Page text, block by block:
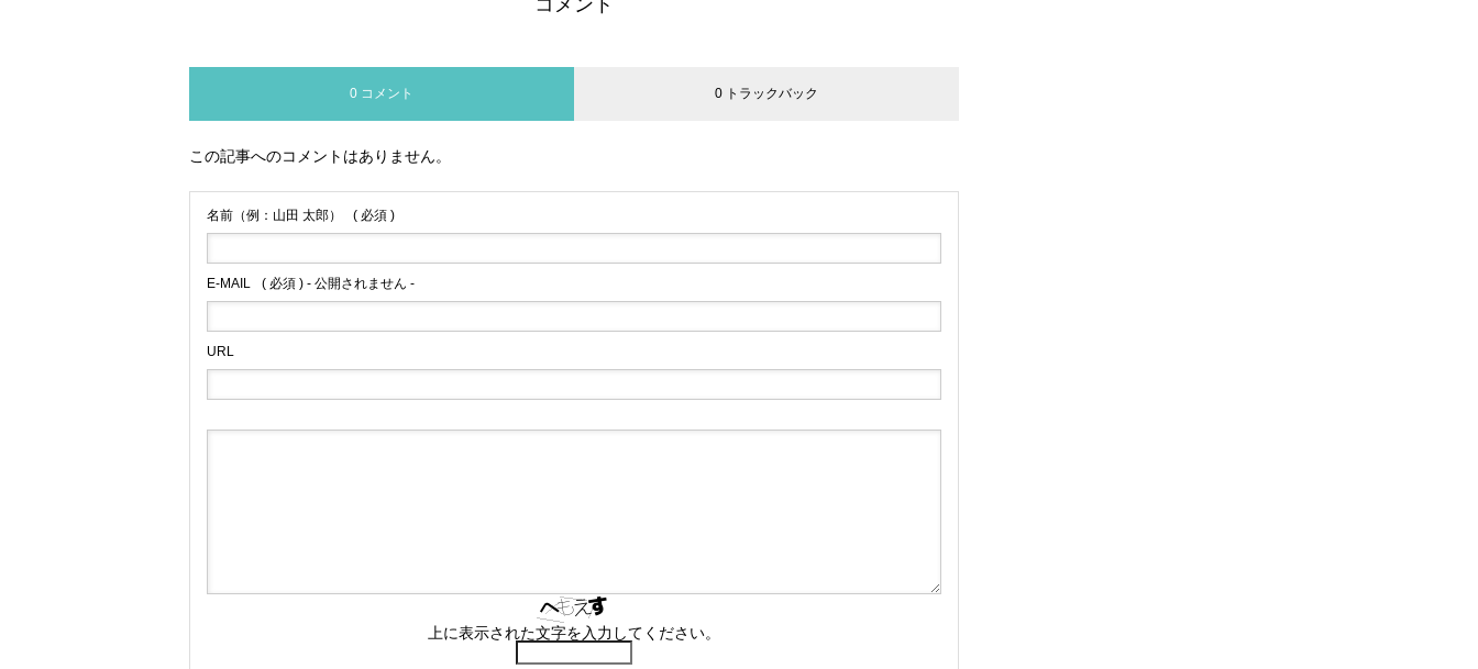
コメント
0 コメント 0 トラックバック
この記事へのコメントはありません。
名前（例：山田 太郎） ( 必須 )
E-MAIL ( 必須 ) - 公開されません -
URL
上に表示された文字を入力してください。